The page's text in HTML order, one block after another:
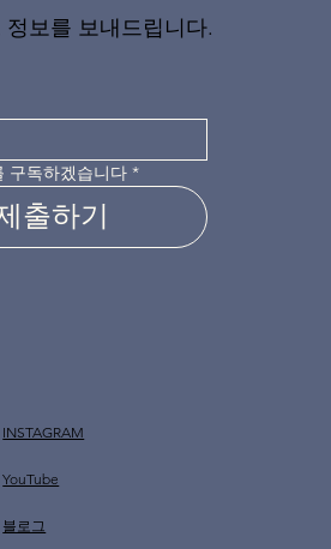
보를 보내드립니다.
구독하겠습니다 *
출하기
INSTAGRAM
YouTube
​블로그